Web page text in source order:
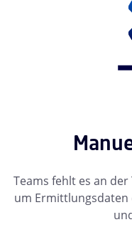
Teams fehlt es an
um Ermittlungsdaten